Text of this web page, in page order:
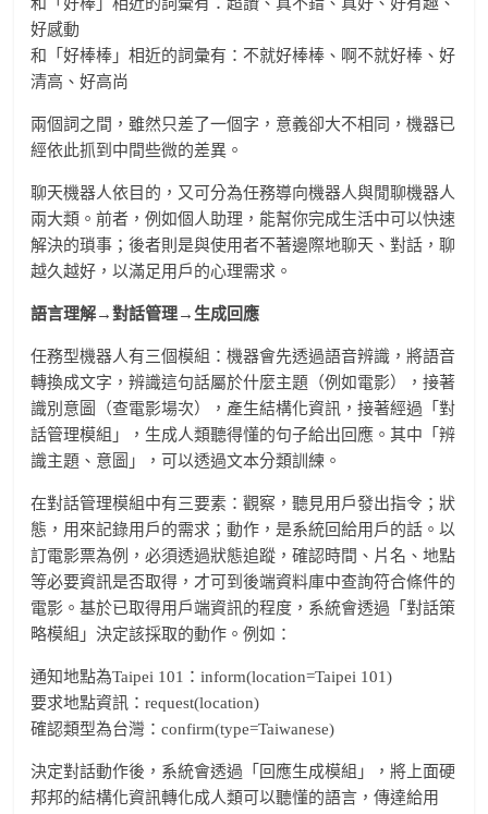
好感動
和「好棒棒」相近的詞彙有：不就好棒棒、啊不就好棒、好
清高、好高尚
兩個詞之間，雖然只差了一個字，意義卻大不相同，機器已
經依此抓到中間些微的差異。
聊天機器人依目的，又可分為任務導向機器人與閒聊機器人
兩大類。前者，例如個人助理，能幫你完成生活中可以快速
解決的瑣事；後者則是與使用者不著邊際地聊天、對話，聊
越久越好，以滿足用戶的心理需求。
語言理解→對話管理→生成回應
任務型機器人有三個模組：機器會先透過語音辨識，將語音
轉換成文字，辨識這句話屬於什麼主題（例如電影），接著
識別意圖（查電影場次），產生結構化資訊，接著經過「對
話管理模組」，生成人類聽得懂的句子給出回應。其中「辨
識主題、意圖」，可以透過文本分類訓練。
在對話管理模組中有三要素：觀察，聽見用戶發出指令；狀
態，用來記錄用戶的需求；動作，是系統回給用戶的話。以
訂電影票為例，必須透過狀態追蹤，確認時間、片名、地點
等必要資訊是否取得，才可到後端資料庫中查詢符合條件的
電影。基於已取得用戶端資訊的程度，系統會透過「對話策
略模組」決定該採取的動作。例如：
通知地點為Taipei 101：inform(location=Taipei 101)
要求地點資訊：request(location)
確認類型為台灣：confirm(type=Taiwanese)
決定對話動作後，系統會透過「回應生成模組」，將上面硬
邦邦的結構化資訊轉化成人類可以聽懂的語言，傳達給用